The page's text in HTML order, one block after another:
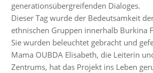
generationsübergreifenden Dialoges.
Dieser Tag wurde der Bedeutsamkeit
ethnischen Gruppen innerhalb Burkina
Sie wurden beleuchtet gebracht und
Mama OUBDA Elisabeth, die Leiterin
Zentrums, hat das Projekt ins Leben